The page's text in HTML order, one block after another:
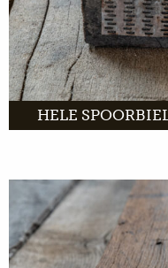
HELE
Wijnpersplanken,
een romantisch